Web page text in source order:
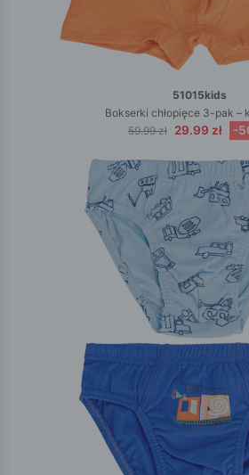
51015kids
Bokserki chłopięce 3-pak –
59.99 zł 29.99 zł -